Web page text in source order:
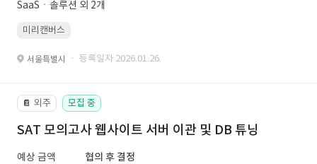
SaaSㆍ솔루션 외 2개
미리캔버스
서울특별시 · 등록일자 2026.01.26.
📔 외주 모집 중
SAT 모의고사 웹사이트 서버 이관 및 DB 튜닝
예상 금액
협의 후 결정